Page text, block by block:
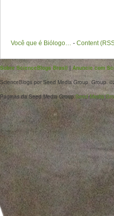
Você que é Biólogo… - Content
Sobre ScienceBlogs Brasil| Anuncie com
ScienceBlogs por Seed Media Group. Group.
Páginas da Seed Media GroupSeed Media